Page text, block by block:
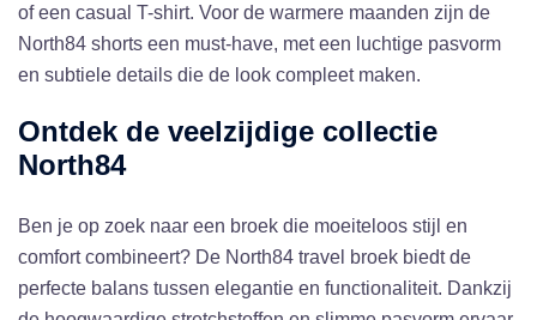
of een casual T-shirt. Voor de warmere maanden zijn de
North84 shorts een must-have, met een luchtige pasvorm
en subtiele details die de look compleet maken.
Ontdek de veelzijdige collectie
North84
Ben je op zoek naar een broek die moeiteloos stijl en
comfort combineert? De North84 travel broek biedt de
perfecte balans tussen elegantie en functionaliteit. Dankzij